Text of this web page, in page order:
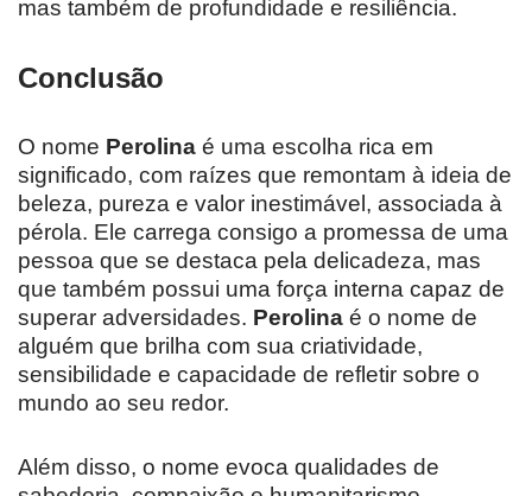
mas também de profundidade e resiliência.
Conclusão
O nome Perolina é uma escolha rica em
significado, com raízes que remontam à ideia de
beleza, pureza e valor inestimável, associada à
pérola. Ele carrega consigo a promessa de uma
pessoa que se destaca pela delicadeza, mas
que também possui uma força interna capaz de
superar adversidades. Perolina é o nome de
alguém que brilha com sua criatividade,
sensibilidade e capacidade de refletir sobre o
mundo ao seu redor.
Além disso, o nome evoca qualidades de